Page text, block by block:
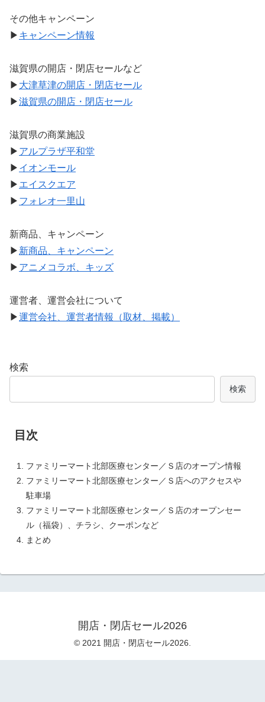
その他キャンペーン
▶ キャンペーン情報
滋賀県の開店・閉店セールなど
▶ 大津草津の開店・閉店セール
▶滋賀県の開店・閉店セール
滋賀県の商業施設
▶ アルプラザ平和堂
▶ イオンモール
▶ エイスクエア
▶ フォレオ一里山
新商品、キャンペーン
▶ 新商品、キャンペーン
▶ アニメコラボ、キッズ
運営者、運営会社について
▶運営会社、運営者情報（取材、掲載）
検索
検索
目次
ファミリーマート北部医療センター／Ｓ店のオープン情報
ファミリーマート北部医療センター／Ｓ店へのアクセスや
駐車場
ファミリーマート北部医療センター／Ｓ店のオープンセー
ル（福袋）、チラシ、クーポンなど
まとめ
開店・閉店セール2026
© 2021 開店・閉店セール2026.